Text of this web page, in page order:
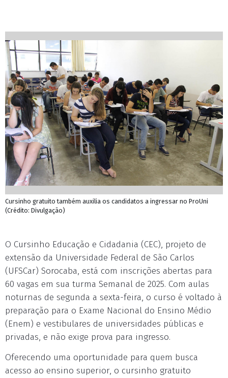
Cursinho gratuito também auxilia os candidatos a ingressar no ProUni
(Crédito: Divulgação)
O Cursinho Educação e Cidadania (CEC), projeto de
extensão da Universidade Federal de São Carlos
(UFSCar) Sorocaba, está com inscrições abertas para
60 vagas em sua turma Semanal de 2025. Com aulas
noturnas de segunda a sexta-feira, o curso é voltado à
preparação para o Exame Nacional do Ensino Médio
(Enem) e vestibulares de universidades públicas e
privadas, e não exige prova para ingresso.
Oferecendo uma oportunidade para quem busca
acesso ao ensino superior, o cursinho gratuito